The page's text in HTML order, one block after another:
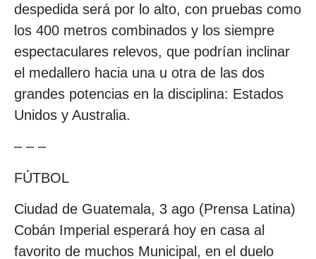
despedida será por lo alto, con pruebas como
los 400 metros combinados y los siempre
espectaculares relevos, que podrían inclinar
el medallero hacia una u otra de las dos
grandes potencias en la disciplina: Estados
Unidos y Australia.
– – –
FÚTBOL
Ciudad de Guatemala, 3 ago (Prensa Latina)
Cobán Imperial esperará hoy en casa al
favorito de muchos Municipal, en el duelo